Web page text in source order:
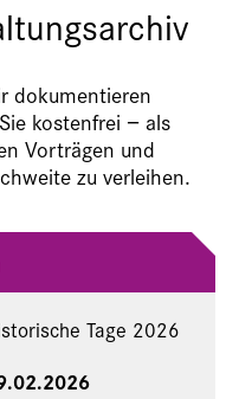
dokumentieren
kostenfrei − als
Vorträgen und
zu verleihen.
Tage 2026